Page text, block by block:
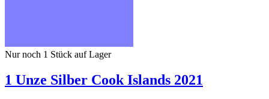
Nur noch 1 Stück auf Lager
1 Unze Silber Cook Islands 2021